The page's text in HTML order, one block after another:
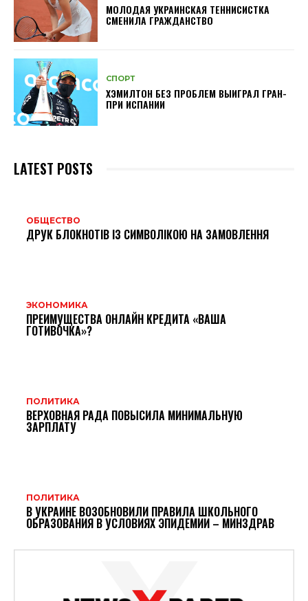
МОЛОДАЯ УКРАИНСКАЯ ТЕННИСИСТКА
СМЕНИЛА ГРАЖДАНСТВО
СПОРТ
ХЭМИЛТОН БЕЗ ПРОБЛЕМ ВЫИГРАЛ ГРАН-
ПРИ ИСПАНИИ
LATEST POSTS
ОБЩЕСТВО
ДРУК БЛОКНОТІВ ІЗ СИМВОЛІКОЮ НА ЗАМОВЛЕННЯ
ЭКОНОМИКА
ПРЕИМУЩЕСТВА ОНЛАЙН КРЕДИТА «ВАША
ГОТИВОЧКА»?
ПОЛИТИКА
ВЕРХОВНАЯ РАДА ПОВЫСИЛА МИНИМАЛЬНУЮ
ЗАРПЛАТУ
ПОЛИТИКА
В УКРАИНЕ ВОЗОБНОВИЛИ ПРАВИЛА ШКОЛЬНОГО
ОБРАЗОВАНИЯ В УСЛОВИЯХ ЭПИДЕМИИ – МИНЗДРАВ